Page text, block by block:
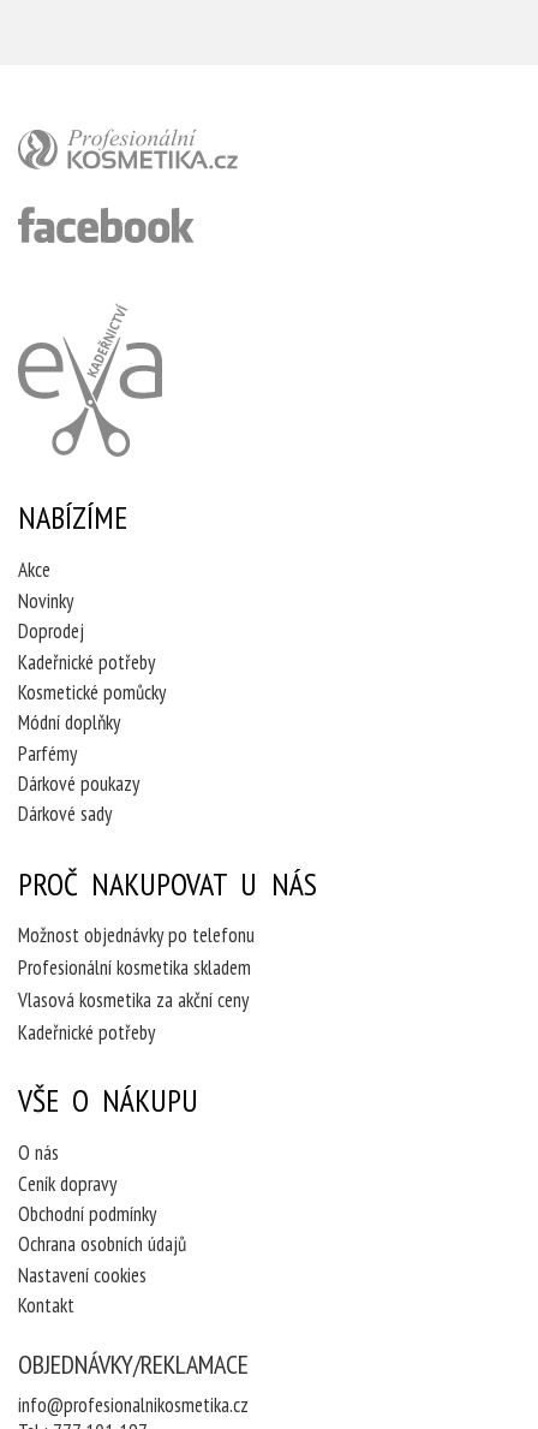
NABÍZÍME
Akce
Novinky
Doprodej
Kadeřnické potřeby
Kosmetické pomůcky
Módní doplňky
Parfémy
Dárkové poukazy
Dárkové sady
PROČ NAKUPOVAT U NÁS
Možnost objednávky po telefonu
Profesionální kosmetika skladem
Vlasová kosmetika za akční ceny
Kadeřnické potřeby
VŠE O NÁKUPU
O nás
Ceník dopravy
Obchodní podmínky
Ochrana osobních údajů
Nastavení cookies
Kontakt
OBJEDNÁVKY/REKLAMACE
info@profesionalnikosmetika.cz